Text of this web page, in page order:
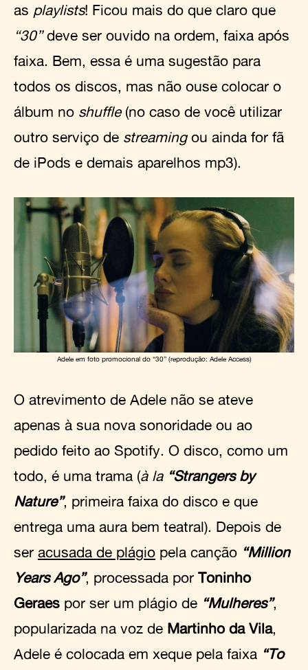
as playlists! Ficou mais do que claro que
“30”deve ser ouvido na ordem, faixa após
faixa. Bem, essa é uma sugestão para
todos os discos, mas não ouse colocar o
álbum no shuffle (no caso de você utilizar
outro serviço de streaming ou ainda for fã
de iPods e demais aparelhos mp3).
Adele em foto promocional do “30” (reprodução: Adele Access)
O atrevimento de Adele não se ateve
apenas à sua nova sonoridade ou ao
pedido feito ao Spotify. O disco, como um
todo, é uma trama (à la “Strangers by
Nature”, primeira faixa do disco e que
entrega uma aura bem teatral). Depois de
ser acusada de plágio pela canção “Million
Years Ago”, processada por Toninho
Geraes por ser um plágio de “Mulheres”,
popularizada na voz de Martinho da Vila,
Adele é colocada em xeque pela faixa “To